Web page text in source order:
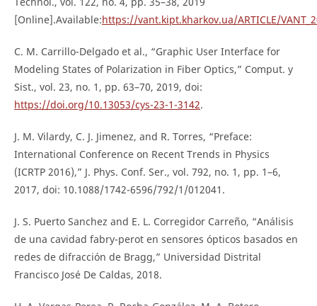
[Online].Available:https://vant.kipt.kharkov.ua/ARTICLE/
C. M. Carrillo-Delgado et al., “Graphic User Interface for
Modeling States of Polarization in Fiber Optics,” Comput. y
Sist., vol. 23, no. 1, pp. 63–70, 2019, doi:
https://doi.org/10.13053/cys-23-1-3142.
J. M. Vilardy, C. J. Jimenez, and R. Torres, “Preface:
International Conference on Recent Trends in Physics
(ICRTP 2016),” J. Phys. Conf. Ser., vol. 792, no. 1, pp. 1–6,
2017, doi: 10.1088/1742-6596/792/1/012041.
J. S. Puerto Sanchez and E. L. Corregidor Carreño, “Análisis
de una cavidad fabry-perot en sensores ópticos basados en
redes de difracción de Bragg,” Universidad Distrital
Francisco José De Caldas, 2018.